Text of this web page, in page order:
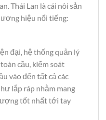
Thái Lan là cái nôi sản
hiệu nổi tiếng:
đại, hệ thống quản lý
cầu, kiểm soát
vào đến tất cả các
lắp ráp nhằm mang
tốt nhất tới tay